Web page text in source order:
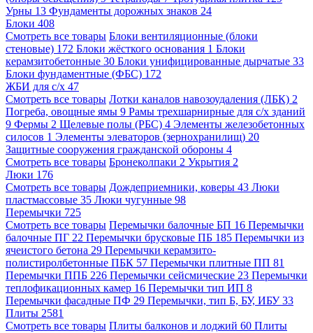
Урны 13 Фундаменты дорожных знаков 24
Блоки 408
Смотреть все товары Блоки вентиляционные (блоки
стеновые) 172 Блоки жёсткого основания 1 Блоки
керамзитобетонные 30 Блоки унифицированные дырчатые 33
Блоки фундаментные (ФБС) 172
ЖБИ для с/х 47
Смотреть все товары Лотки каналов навозоудаления (ЛБК) 2
Погреба, овощные ямы 9 Рамы трехшарнирные для с/х зданий
9 Фермы 2 Щелевые полы (РБС) 4 Элементы железобетонных
силосов 1 Элементы элеваторов (зернохранилищ) 20
Защитные сооружения гражданской обороны 4
Смотреть все товары Бронеколпаки 2 Укрытия 2
Люки 176
Смотреть все товары Дождеприемники, коверы 43 Люки
пластмассовые 35 Люки чугунные 98
Перемычки 725
Смотреть все товары Перемычки балочные БП 16 Перемычки
балочные ПГ 22 Перемычки брусковые ПБ 185 Перемычки из
ячеистого бетона 29 Перемычки керамзито-
полистиролбетонные ПБК 57 Перемычки плитные ПП 81
Перемычки ППБ 226 Перемычки сейсмические 23 Перемычки
теплофикационных камер 16 Перемычки тип ИП 8
Перемычки фасадные ПФ 29 Перемычки, тип Б, БУ, ИБУ 33
Плиты 2581
Смотреть все товары Плиты балконов и лоджий 60 Плиты